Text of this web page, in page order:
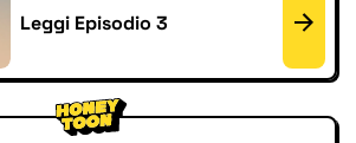
Leggi Episodio 3